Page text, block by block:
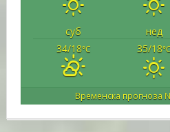
суб нед
34/18°C 35/18°C
Временска прогноза